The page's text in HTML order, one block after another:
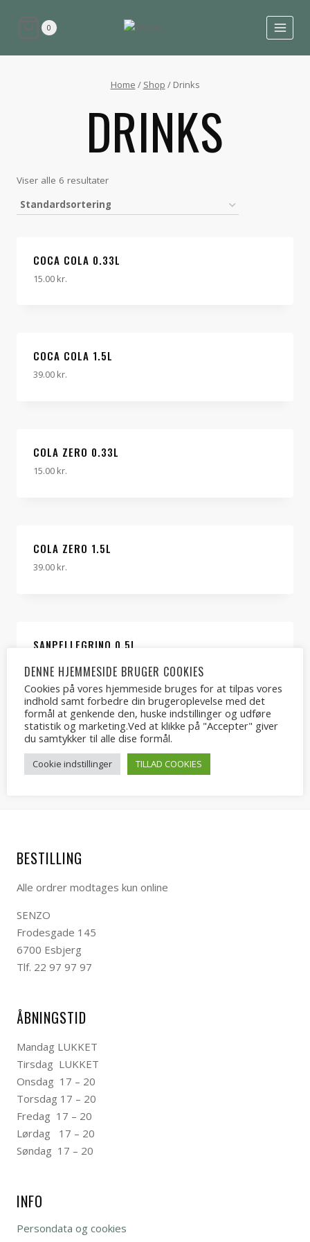
0
Home / Shop / Drinks
DRINKS
Viser alle 6 resultater
COCA COLA 0.33L
15.00 kr.
COCA COLA 1.5L
39.00 kr.
COLA ZERO 0.33L
15.00 kr.
COLA ZERO 1.5L
39.00 kr.
SANPELLEGRINO 0.5L
VAND 0.5L
15.00kr.
BESTILLING
Alle ordrer modtages kun online
SENZO
Frodesgade 145
6700 Esbjerg
Tlf. 22 97 97 97
ÅBNINGSTID
Mandag LUKKET
Tirsdag LUKKET
Onsdag 17 – 20
Torsdag 17 – 20
Fredag 17 – 20
Lørdag 17 – 20
Søndag 17 – 20
INFO
Persondata og cookies
DENNE HJEMMESIDE BRUGER COOKIES
Cookies på vores hjemmeside bruges for at tilpas vores
indhold samt forbedre din brugeroplevelse med det
formål at genkende den, huske indstillinger og udføre
statistik og marketing.Ved at klikke på "Accepter" giver
du samtykker til alle dise formål.
Cookie indstillinger TILLAD COOKIES